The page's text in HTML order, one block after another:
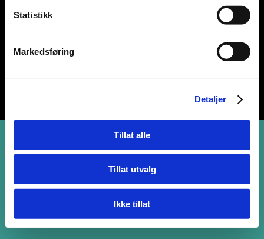
Statistikk
Markedsføring
Detaljer
Tillat alle
Tillat utvalg
Ikke tillat
© Copyright Transportbransjens opplæringskontor for